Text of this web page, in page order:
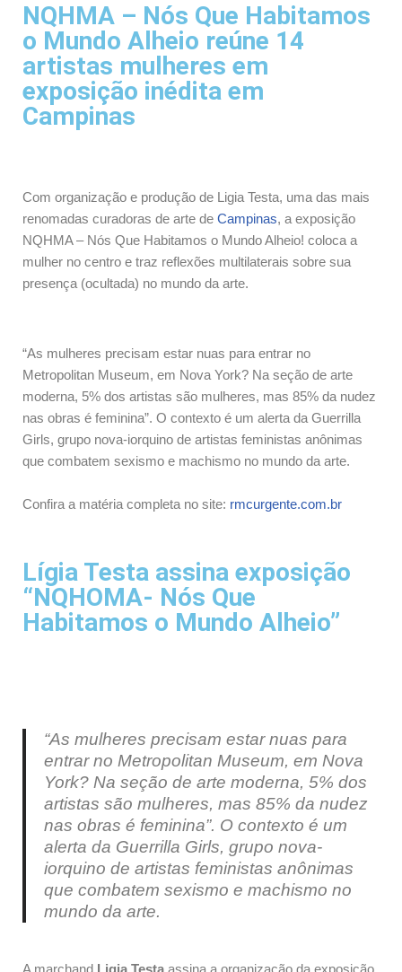
NQHMA – Nós Que Habitamos
o Mundo Alheio reúne 14
artistas mulheres em
exposição inédita em
Campinas
Com organização e produção de Ligia Testa, uma das mais
renomadas curadoras de arte de Campinas, a exposição
NQHMA – Nós Que Habitamos o Mundo Alheio! coloca a
mulher no centro e traz reflexões multilaterais sobre sua
presença (ocultada) no mundo da arte.
“As mulheres precisam estar nuas para entrar no
Metropolitan Museum, em Nova York? Na seção de arte
moderna, 5% dos artistas são mulheres, mas 85% da nudez
nas obras é feminina”. O contexto é um alerta da Guerrilla
Girls, grupo nova-iorquino de artistas feministas anônimas
que combatem sexismo e machismo no mundo da arte.
Confira a matéria completa no site: rmcurgente.com.br
Lígia Testa assina exposição
“NQHOMA- Nós Que
Habitamos o Mundo Alheio”
“As mulheres precisam estar nuas para
entrar no Metropolitan Museum, em Nova
York? Na seção de arte moderna, 5% dos
artistas são mulheres, mas 85% da nudez
nas obras é feminina”. O contexto é um
alerta da Guerrilla Girls, grupo nova-
iorquino de artistas feministas anônimas
que combatem sexismo e machismo no
mundo da arte.
A marchand Ligia Testa assina a organização da exposição